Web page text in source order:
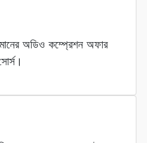
অডিও কম্প্রেশন অফার